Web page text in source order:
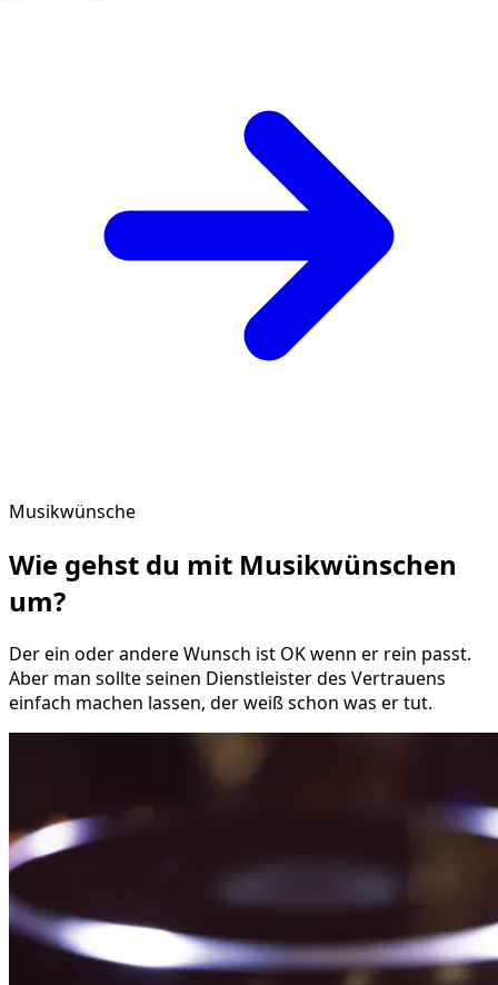
Musikwünsche
Wie gehst du mit Musikwünschen
um?
Der ein oder andere Wunsch ist OK wenn er rein passt.
Aber man sollte seinen Dienstleister des Vertrauens
einfach machen lassen, der weiß schon was er tut.